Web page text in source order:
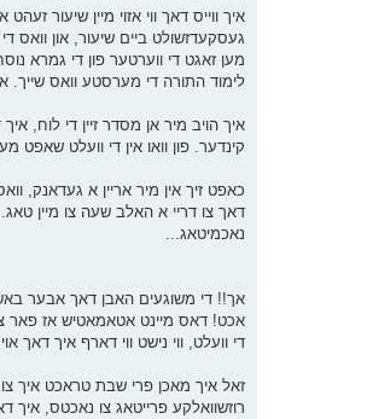
איך ווייס דאך ווי אזוי מיין שיעור
געסקעדזשולט ביים שיעור, און וואס
מען זאגט די ווערטער פון די גמרא
לימוד התורה די מערסטע וואס שייך.
קינדער. פון וואו אין די וועלט שאפט
דאך צו דריי א האלב שעה צו מיין טאג.
נאכמיטאג...
אך!! די משוגעים האבן דאך אבער
די וועלט, ווי נישט ווי דארף איך
זאל איך מאכן פרי שבת טראכט איך צו
רוזשוואלקע פרייטאג צו נאכטס, איך